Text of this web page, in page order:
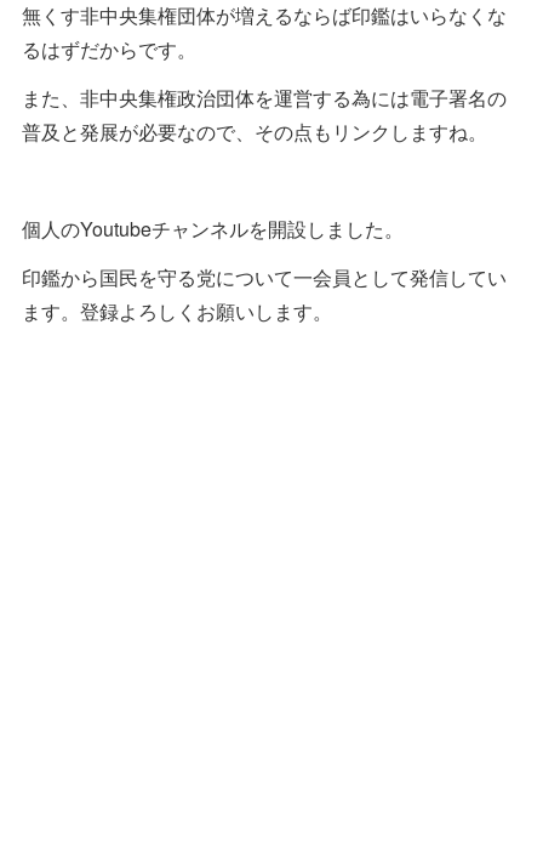
無くす非中央集権団体が増えるならば印鑑はいらなくな
るはずだからです。
また、非中央集権政治団体を運営する為には電子署名の
普及と発展が必要なので、その点もリンクしますね。
個人のYoutubeチャンネルを開設しました。
印鑑から国民を守る党について一会員として発信してい
ます。登録よろしくお願いします。